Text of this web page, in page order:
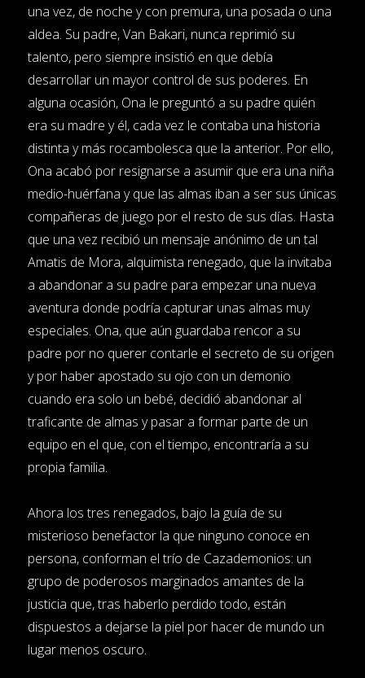
una vez, de noche y con premura, una posada o una
aldea. Su padre, Van Bakari, nunca reprimió su
talento, pero siempre insistió en que debía
desarrollar un mayor control de sus poderes. En
alguna ocasión, Ona le preguntó a su padre quién
era su madre y él, cada vez le contaba una historia
distinta y más rocambolesca que la anterior. Por ello,
Ona acabó por resignarse a asumir que era una niña
medio-huérfana y que las almas iban a ser sus únicas
compañeras de juego por el resto de sus días. Hasta
que una vez recibió un mensaje anónimo de un tal
Amatis de Mora, alquimista renegado, que la invitaba
a abandonar a su padre para empezar una nueva
aventura donde podría capturar unas almas muy
especiales. Ona, que aún guardaba rencor a su
padre por no querer contarle el secreto de su origen
y por haber apostado su ojo con un demonio
cuando era solo un bebé, decidió abandonar al
traficante de almas y pasar a formar parte de un
equipo en el que, con el tiempo, encontraría a su
propia familia.
Ahora los tres renegados, bajo la guía de su
misterioso benefactor la que ninguno conoce en
persona, conforman el trío de Cazademonios: un
grupo de poderosos marginados amantes de la
justicia que, tras haberlo perdido todo, están
dispuestos a dejarse la piel por hacer de mundo un
lugar menos oscuro.